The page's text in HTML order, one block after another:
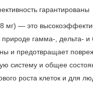
гарантированы
мг) — это
гамма-, дельта-
и предотвращает
систему и общее
роста клеток и для